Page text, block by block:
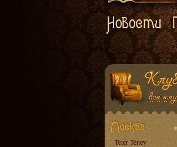
Teatr Teney